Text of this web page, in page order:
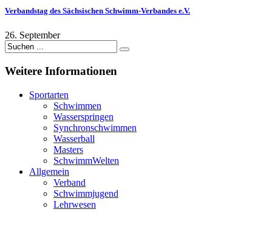
Verbandstag des Sächsischen Schwimm-Verbandes e.V.
26. September
Weitere Informationen
Sportarten
Schwimmen
Wasserspringen
Synchronschwimmen
Wasserball
Masters
SchwimmWelten
Allgemein
Verband
Schwimmjugend
Lehrwesen